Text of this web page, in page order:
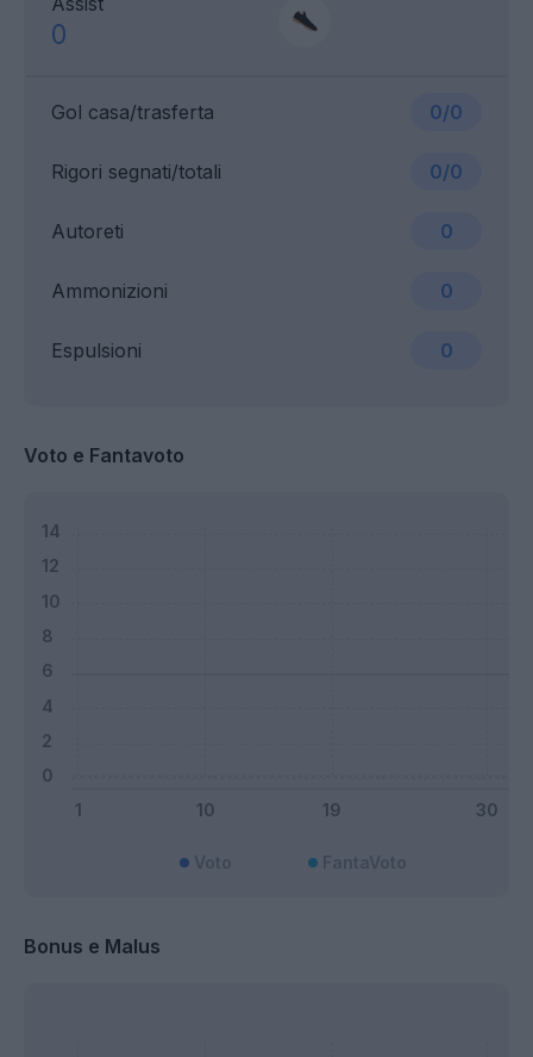
0
Gol casa/trasferta 0/0
Ammonizioni 0
Rigori segnati/totali 0/0
Espulsioni 0
Autoreti 0
Voto e Fantavoto
Bonus e Malus